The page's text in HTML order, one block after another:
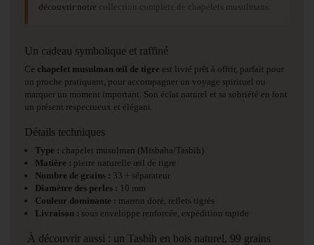
découvrir notre collection complète de chapelets musulmans.
Un cadeau symbolique et raffiné
Ce chapelet musulman œil de tigre est livré prêt à offrir, parfait pour
un proche pratiquant, pour accompagner un voyage spirituel ou
marquer un moment important. Son éclat naturel et sa sobriété en font
un présent respectueux et élégant.
Détails techniques
Type : chapelet musulman (Misbaha/Tasbih)
Matière : pierre naturelle œil de tigre
Nombre de grains : 33 + séparateur
Diamètre des perles : 10 mm
Couleur dominante : marron doré, reflets tigrés
Livraison : sous enveloppe renforcée, expédition rapide
À découvrir aussi : un Tasbih en bois naturel, 99 grains